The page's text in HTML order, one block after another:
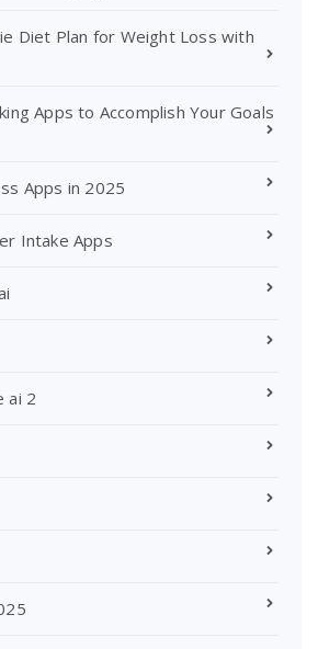
Diet Plan for Weight Loss with
Apps to Accomplish Your Goals
Apps in 2025
Intake Apps
ai 2